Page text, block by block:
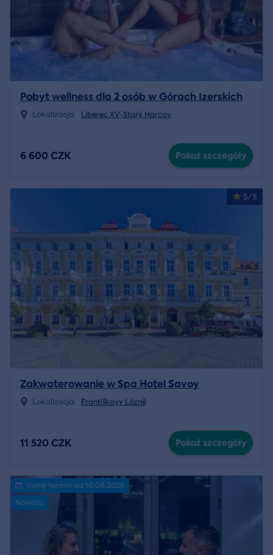
Pobyt wellness dla 2 osób w Górach Izerskich
Lokalizacja: Liberec XV-Starý Harcov
6 600 CZK Pokaż szczegóły
5/5
Zakwaterowanie w Spa Hotel Savoy
Lokalizacja: Františkovy Lázně
11 520 CZK Pokaż szczegóły
Volný termín od 10.08.2026
Nowość